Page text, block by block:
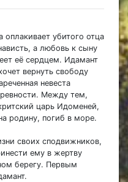
оплакивает убитого отца
а любовь к сыну
её сердцем. Идамант
вернуть свободу
невеста
Между тем,
царь Идоменей,
родину, погиб в море.
своих сподвижников,
ему в жертву
берегу. Первым